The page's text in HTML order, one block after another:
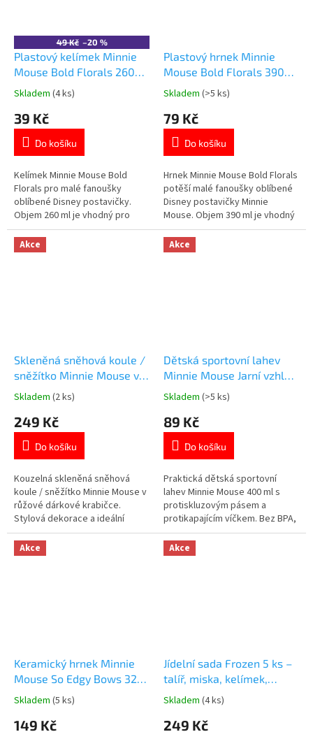
49 Kč –20 %
Plastový kelímek Minnie
Mouse Bold Florals 260
ml
Průměrné
produktu
5,0
5
hvězdiček.
Skladem (4 ks)
39 Kč
Do košíku
Kelímek Minnie Mouse Bold
Florals pro malé fanoušky
oblíbené Disney postavičky.
Objem 260 ml je vhodný pro
dětské nápoje.Lehké a odolné
plastové provedení.Plast bez
BPA je bezpečný pro běžné
Plastový hrnek Minnie
Mouse Bold Florals 390
ml
Průměrné
produktu
5,0
5
hvězdiček.
Skladem (>5 ks)
79 Kč
Do košíku
Hrnek Minnie Mouse Bold Florals
potěší malé fanoušky oblíbené
Disney postavičky Minnie
Mouse. Objem 390 ml je vhodný
pro dětské nápoje. Lehké a
odolné plastové provedení.
Plast bez BPA je bezpečný pro
Akce
Skleněná sněhová koule /
sněžítko Minnie Mouse v
dárkové krabičce | Stor
Průměrné
produktu
5,0
5
hvězdiček.
Skladem (2 ks)
249 Kč
Do košíku
Kouzelná skleněná sněhová
koule / sněžítko Minnie Mouse v
růžové dárkové krabičce.
Stylová dekorace a ideální
dárek pro fanoušky Disney. Více
produktů s motivem
MINNIE 👉 zde
Akce
Dětská sportovní lahev
Minnie Mouse Jarní vzhled
400 ml
Průměrné
produktu
5,0
5
hvězdiček.
Skladem (>5 ks)
89 Kč
Do košíku
Praktická dětská sportovní
lahev Minnie Mouse 400 ml s
protiskluzovým pásem a
protikapajícím víčkem. Bez BPA,
ideální do školy i na cesty. Více
produktů s motivem
MINNIE 👉 zde
Akce
Keramický hrnek Minnie
Mouse So Edgy Bows 325
ml
Průměrné
produktu
Skladem (5 ks)
149 Kč
Akce
Jídelní sada Frozen 5 ks –
talíř, miska, kelímek,
příbory
Průměrné
produktu
Skladem (4 ks)
249 Kč